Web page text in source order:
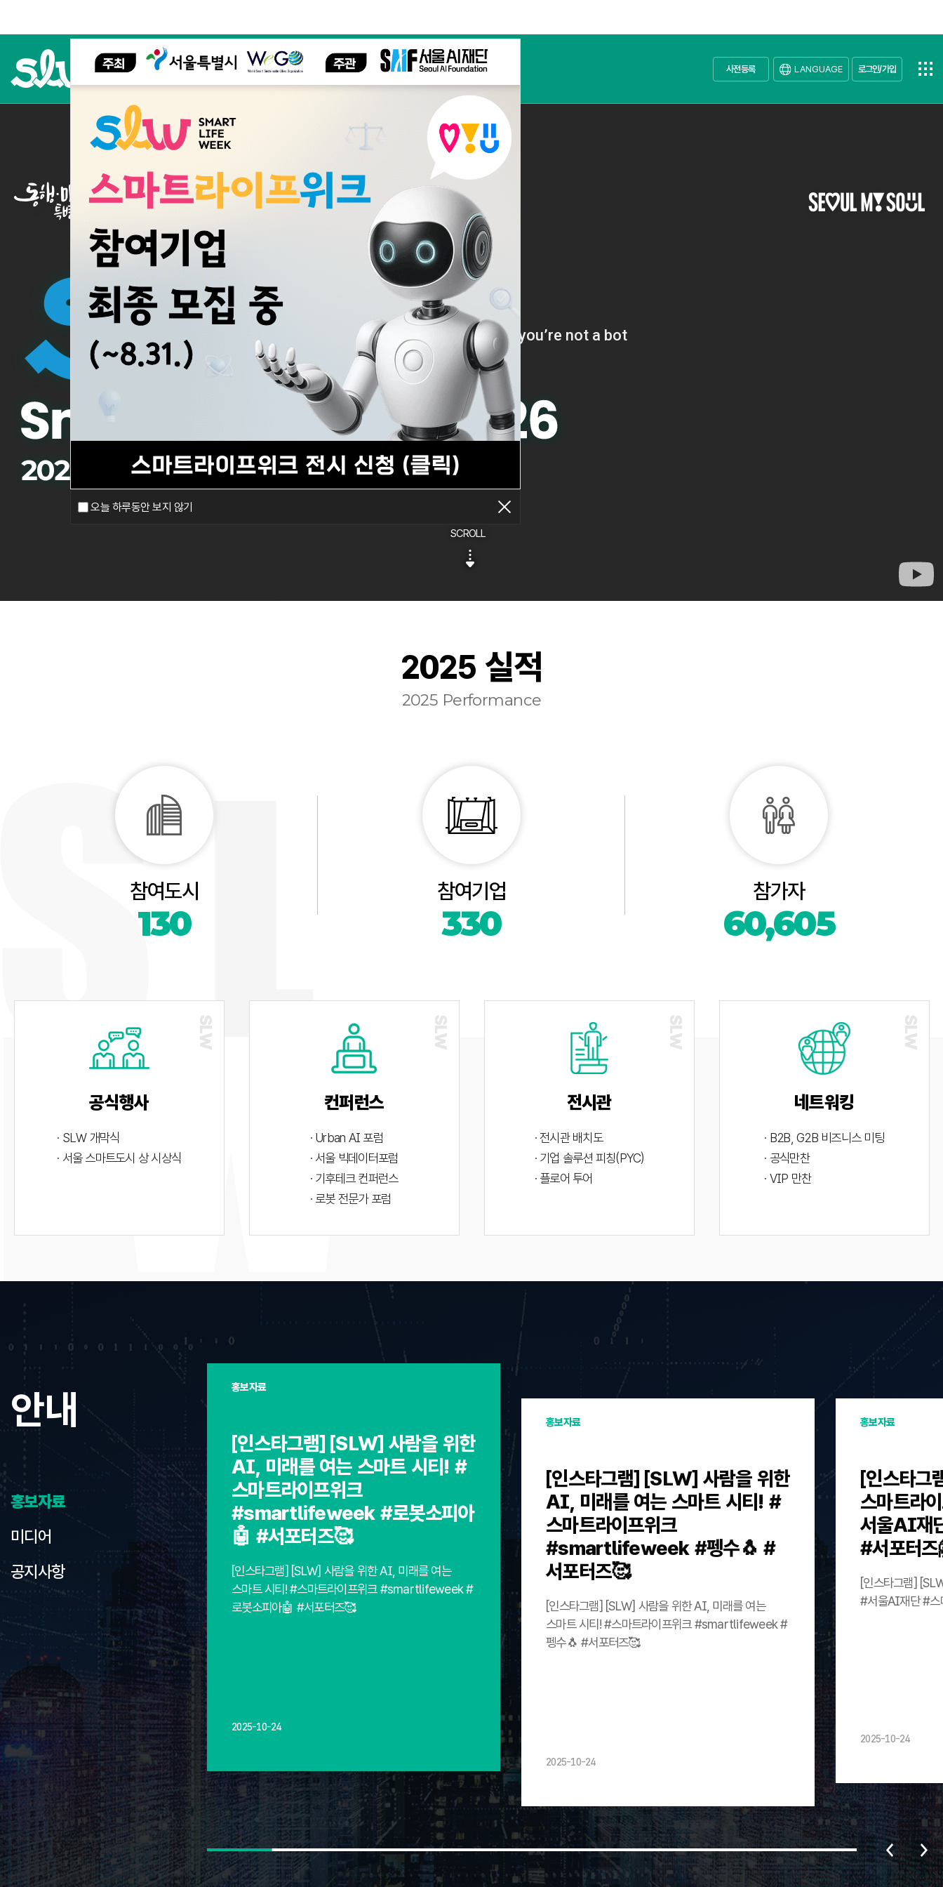
오늘 하루동안 보지 않기
사전등록 LANGUAGE 로그인/가입
SCROLL
2025 실적
2025 Performance
참여도시
130
참여기업
330
참가자
60,605
공식행사
· SLW 개막식
· 서울 스마트도시 상 시상식
컨퍼런스
· Urban AI 포럼
· 서울 빅데이터포럼
· 기후테크 컨퍼런스
· 로봇 전문가 포럼
전시관
· 전시관 배치도
· 기업 솔루션 피칭(PYC)
· 플로어 투어
네트워킹
· B2B, G2B 비즈니스 미팅
· 공식만찬
· VIP 만찬
안내
홍보자료
홍보자료
[인스타그램] [SLW] 사람을 위한
AI, 미래를 여는 스마트 시티! #
스마트라이프위크
#smartlifeweek #로봇소피아
🤖 #서포터즈🥰
[인스타그램] [SLW] 사람을 위한 AI, 미래를 여는
스마트 시티! #스마트라이프위크 #smartlifeweek #
로봇소피아🤖 #서포터즈🥰
2025-10-24
홍보자료
[인스타그램] [SLW] 사람을 위한
AI, 미래를 여는 스마트 시티! #
스마트라이프위크
#smartlifeweek #펭수🐧 #
서포터즈🥰
[인스타그램] [SLW] 사람을 위한 AI, 미래를 여는
스마트 시티! #스마트라이프위크 #smartlifeweek #
펭수🐧 #서포터즈🥰
2025-10-24
홍보자료
[인스타
스마트라
서울AI재
#서포터
[인스타그램]
#서울AI재단 #스
2025-10-24
미디어
공지사항